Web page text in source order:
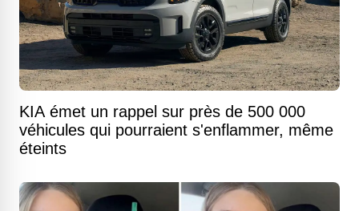
KIA émet un rappel sur près de 500 000
véhicules qui pourraient s'enflammer, même
éteints